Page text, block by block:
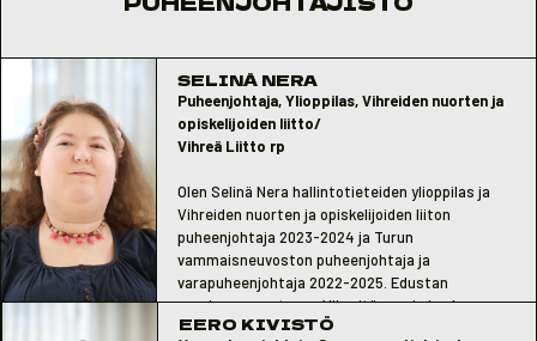
SELINÄ NERA
Puheenjohtaja, Ylioppilas, Vihreiden nuorten ja
opiskelijoiden liitto/
Vihreä Liitto rp
Olen Selinä Nera hallintotieteiden ylioppilas ja
Vihreiden nuorten ja opiskelijoiden liiton
puheenjohtaja 2023-2024 ja Turun
vammaisneuvoston puheenjohtaja ja
varapuheenjohtaja 2022-2025. Edustan
nuorisoneuvostossa Vihreitä nuoria ja olen
mukana, koska haluan omalta osaltani
EERO KIVISTÖ